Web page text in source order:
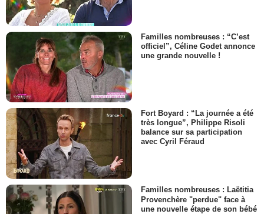
Familles nombreuses : “C’est
officiel”, Céline Godet annonce
une grande nouvelle !
Fort Boyard : “La journée a été
très longue”, Philippe Risoli
balance sur sa participation
avec Cyril Féraud
Familles nombreuses : Laëtitia
Provenchère "perdue" face à
une nouvelle étape de son bébé